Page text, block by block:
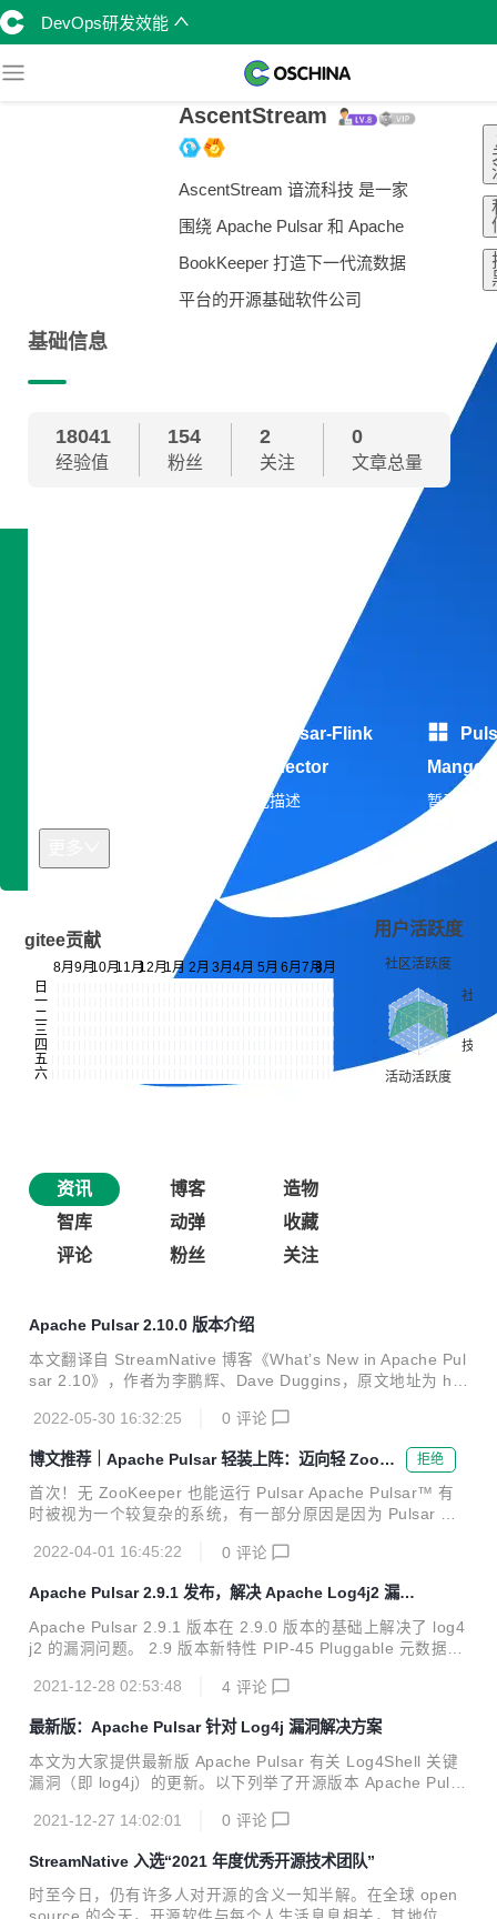
DevOps研发效能
AscentStream
AscentStream 谙流科技 是一家
围绕 Apache Pulsar 和 Apache
BookKeeper 打造下一代流数据
平台的开源基础软件公司
基础信息
18041
经验值
154
粉丝
2
关注
0
文章总量
Pulsar-Flink
Connector
暂无描述
Manger
暂无描述
gitee贡献
用户活跃度
资讯 博客
造物
智库
动弹
收藏
评论
粉丝 关注
Apache Pulsar 2.10.0 版本介绍
本文翻译自 StreamNative 博客《What’s New in Apache Pul
sar 2.10》，作者为李鹏辉、Dave Duggins，原文地址为 htt
n-apache-pulsar-210/。 倍受期待的 Apache Pulsar 2.10.0
版本近期已发布！新版本涵盖 99 位贡献者提供的改进和错误
修复，并提交了 800 余次变更。除了之前为大家介绍的减轻
ZooKeeper 依赖 和自动化集群故障转移 特性外，Pulsar 2.1
0.0 版本还包含十余项重...
2022-05-30 16:32:25 0 评论
博文推荐｜Apache Pulsar 轻装上阵：迈向轻 ZooKe
eper 时代
拒绝
首次！无 ZooKeeper 也能运行 Pulsar Apache Pulsar™ 有
时被视为一个较复杂的系统，有一部分原因是因为 Pulsar 使
r 就使用 ZooKeeper 存储分配给 topic 的 broker 信息、topic
额外组件便加深了大家对于 Pulsar 是一个复杂系统的印象。
为了简化 Pulsar 的部署，社区发起了一项计划——Pulsar 改
进规划 PIP-45 来减轻对 ZooKeeper 的依赖，同时用可插拔
的框架来替代。这...
2022-04-01 16:45:22 0 评论
Apache Pulsar 2.9.1 发布，解决 Apache Log4j2 漏洞
的最新发布版本！
Apache Pulsar 2.9.1 版本在 2.9.0 版本的基础上解决了 log4
j2 的漏洞问题。 2.9 版本新特性 PIP-45 Pluggable 元数据接
弹性、稳定性、减少代码重复等 Pulsar IO：引入 Oracle Deb
器 Pulsar 客户端的许多改进，包括 PIP-83、PIP-91、PIP-9
6 跨地域复制改进：PIP-88 跨集群复制模式 Apache Kafka si
nk 连接器可以作为 Pulsar sink ...
2021-12-28 02:53:48 4 评论
最新版：Apache Pulsar 针对 Log4j 漏洞解决方案
本文为大家提供最新版 Apache Pulsar 有关 Log4Shell 关键
漏洞（即 log4j）的更新。以下列举了开源版本 Apache Pulsa
2021-12-27 14:02:01
0 评论
StreamNative 入选“2021 年度优秀开源技术团队”
时至今日，仍有许多人对开源的含义一知半解。在全球 open